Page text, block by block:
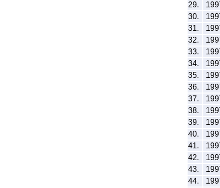
29.
30.
31.
32.
33.
34.
35.
36.
37.
38.
39.
40.
41.
42.
43.
44.